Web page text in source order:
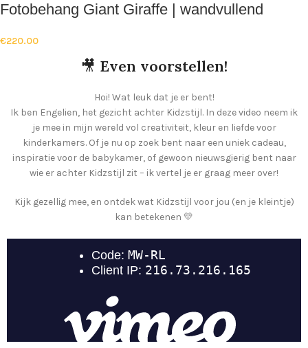
Fotobehang Giant Giraffe | wandvullend
€220.00
🎥 Even voorstellen!
Hoi! Wat leuk dat je er bent!
Ik ben Engelien, het gezicht achter Kidzstijl. In deze video neem ik
je mee in mijn wereld vol creativiteit, kleur en liefde voor
kinderkamers. Of je nu op zoek bent naar een uniek cadeau,
inspiratie voor de babykamer, of gewoon nieuwsgierig bent naar
wie er achter Kidzstijl zit – ik vertel je er graag meer over!
Kijk gezellig mee, en ontdek wat Kidzstijl voor jou (en je kleintje)
kan betekenen 💛